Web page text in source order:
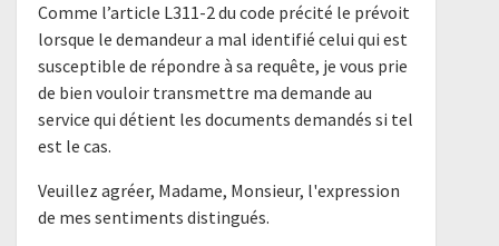
Comme l’article L311-2 du code précité le prévoit
lorsque le demandeur a mal identifié celui qui est
susceptible de répondre à sa requête, je vous prie
de bien vouloir transmettre ma demande au
service qui détient les documents demandés si tel
est le cas.
Veuillez agréer, Madame, Monsieur, l'expression
de mes sentiments distingués.